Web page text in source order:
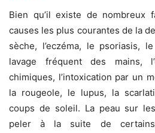
Bien qu’il existe de nombreux
causes les plus courantes de la
sèche, l’eczéma, le psoriasis,
lavage fréquent des mains,
chimiques, l’intoxication par un
la rougeole, le lupus, la
coups de soleil. La peau sur
peler à la suite de certains